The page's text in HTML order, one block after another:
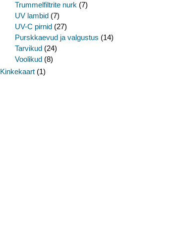
Trummelfiltrite nurk (7)
UV lambid (7)
UV-C pirnid (27)
Purskkaevud ja valgustus (14)
Tarvikud (24)
Voolikud (8)
Kinkekaart (1)